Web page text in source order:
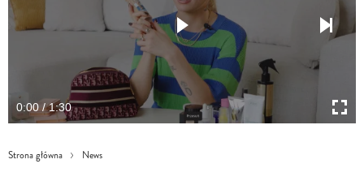
0:00 / 1:30
Strona główna News